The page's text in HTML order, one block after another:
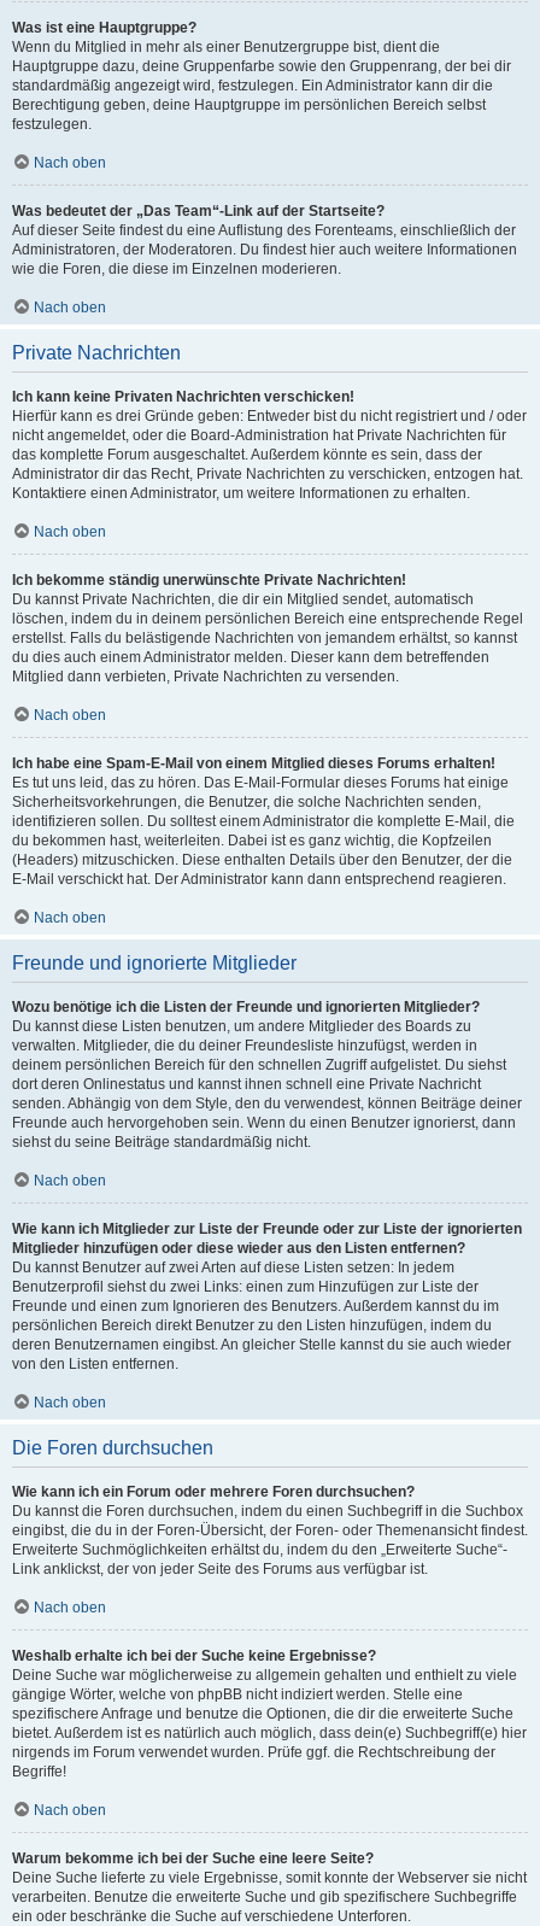
Was ist eine Hauptgruppe?
Wenn du Mitglied in mehr als einer Benutzergruppe bist, dient die
Hauptgruppe dazu, deine Gruppenfarbe sowie den Gruppenrang, der bei dir
standardmäßig angezeigt wird, festzulegen. Ein Administrator kann dir die
Berechtigung geben, deine Hauptgruppe im persönlichen Bereich selbst
festzulegen.
Nach oben
Was bedeutet der „Das Team“-Link auf der Startseite?
Auf dieser Seite findest du eine Auflistung des Forenteams, einschließlich der
Administratoren, der Moderatoren. Du findest hier auch weitere Informationen
wie die Foren, die diese im Einzelnen moderieren.
Nach oben
Private Nachrichten
Ich kann keine Privaten Nachrichten verschicken!
Hierfür kann es drei Gründe geben: Entweder bist du nicht registriert und / oder
nicht angemeldet, oder die Board-Administration hat Private Nachrichten für
das komplette Forum ausgeschaltet. Außerdem könnte es sein, dass der
Administrator dir das Recht, Private Nachrichten zu verschicken, entzogen hat.
Kontaktiere einen Administrator, um weitere Informationen zu erhalten.
Nach oben
Ich bekomme ständig unerwünschte Private Nachrichten!
Du kannst Private Nachrichten, die dir ein Mitglied sendet, automatisch
löschen, indem du in deinem persönlichen Bereich eine entsprechende Regel
erstellst. Falls du belästigende Nachrichten von jemandem erhältst, so kannst
du dies auch einem Administrator melden. Dieser kann dem betreffenden
Mitglied dann verbieten, Private Nachrichten zu versenden.
Nach oben
Ich habe eine Spam-E-Mail von einem Mitglied dieses Forums erhalten!
Es tut uns leid, das zu hören. Das E-Mail-Formular dieses Forums hat einige
Sicherheitsvorkehrungen, die Benutzer, die solche Nachrichten senden,
identifizieren sollen. Du solltest einem Administrator die komplette E-Mail, die
du bekommen hast, weiterleiten. Dabei ist es ganz wichtig, die Kopfzeilen
(Headers) mitzuschicken. Diese enthalten Details über den Benutzer, der die
E-Mail verschickt hat. Der Administrator kann dann entsprechend reagieren.
Nach oben
Freunde und ignorierte Mitglieder
Wozu benötige ich die Listen der Freunde und ignorierten Mitglieder?
Du kannst diese Listen benutzen, um andere Mitglieder des Boards zu
verwalten. Mitglieder, die du deiner Freundesliste hinzufügst, werden in
deinem persönlichen Bereich für den schnellen Zugriff aufgelistet. Du siehst
dort deren Onlinestatus und kannst ihnen schnell eine Private Nachricht
senden. Abhängig von dem Style, den du verwendest, können Beiträge deiner
Freunde auch hervorgehoben sein. Wenn du einen Benutzer ignorierst, dann
siehst du seine Beiträge standardmäßig nicht.
Nach oben
Wie kann ich Mitglieder zur Liste der Freunde oder zur Liste der ignorierten
Mitglieder hinzufügen oder diese wieder aus den Listen entfernen?
Du kannst Benutzer auf zwei Arten auf diese Listen setzen: In jedem
Benutzerprofil siehst du zwei Links: einen zum Hinzufügen zur Liste der
Freunde und einen zum Ignorieren des Benutzers. Außerdem kannst du im
persönlichen Bereich direkt Benutzer zu den Listen hinzufügen, indem du
deren Benutzernamen eingibst. An gleicher Stelle kannst du sie auch wieder
von den Listen entfernen.
Nach oben
Die Foren durchsuchen
Wie kann ich ein Forum oder mehrere Foren durchsuchen?
Du kannst die Foren durchsuchen, indem du einen Suchbegriff in die Suchbox
eingibst, die du in der Foren-Übersicht, der Foren- oder Themenansicht findest.
Erweiterte Suchmöglichkeiten erhältst du, indem du den „Erweiterte Suche“-
Link anklickst, der von jeder Seite des Forums aus verfügbar ist.
Nach oben
Weshalb erhalte ich bei der Suche keine Ergebnisse?
Deine Suche war möglicherweise zu allgemein gehalten und enthielt zu viele
gängige Wörter, welche von phpBB nicht indiziert werden. Stelle eine
spezifischere Anfrage und benutze die Optionen, die dir die erweiterte Suche
bietet. Außerdem ist es natürlich auch möglich, dass dein(e) Suchbegriff(e) hier
nirgends im Forum verwendet wurden. Prüfe ggf. die Rechtschreibung der
Begriffe!
Nach oben
Warum bekomme ich bei der Suche eine leere Seite?
Deine Suche lieferte zu viele Ergebnisse, somit konnte der Webserver sie nicht
verarbeiten. Benutze die erweiterte Suche und gib spezifischere Suchbegriffe
ein oder beschränke die Suche auf verschiedene Unterforen.